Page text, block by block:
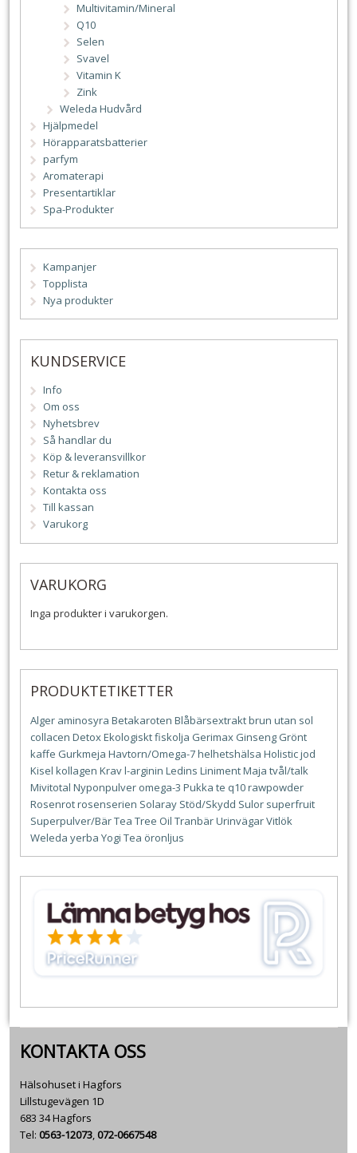
Multivitamin/Mineral
Q10
Selen
Svavel
Vitamin K
Zink
Weleda Hudvård
Hjälpmedel
Hörapparatsbatterier
parfym
Aromaterapi
Presentartiklar
Spa-Produkter
Kampanjer
Topplista
Nya produkter
KUNDSERVICE
Info
Om oss
Nyhetsbrev
Så handlar du
Köp & leveransvillkor
Retur & reklamation
Kontakta oss
Till kassan
Varukorg
VARUKORG
Inga produkter i varukorgen.
PRODUKTETIKETTER
Alger aminosyra Betakaroten Blåbärsextraktbrun utan sol
collacen DetoxEkologisktfiskolja Gerimax Ginseng Grönt
kaffe Gurkmeja Havtorn/Omega-7helhetshälsa Holisticjod
Kisel kollagen Kravl-arginin Ledins LinimentMaja tvål/talk
Mivitotal Nyponpulver omega-3 Pukka te q10rawpowder
Rosenrotrosenserien Solaray Stöd/Skydd Sulor superfruit
Superpulver/BärTea Tree Oil TranbärUrinvägarVitlök
Weleda yerba Yogi Tea öronljus
KONTAKTA OSS
Hälsohuset i Hagfors
Lillstugevägen 1D
683 34 Hagfors
Tel: 0563-12073,072-0667548